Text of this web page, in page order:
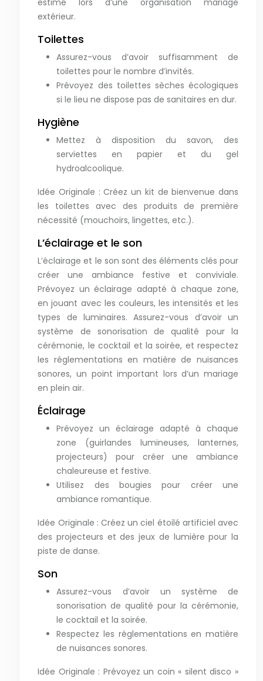
estimé lors d’une organisation mariage
extérieur.
Toilettes
Assurez-vous d’avoir suffisamment de
toilettes pour le nombre d’invités.
Prévoyez des toilettes sèches écologiques
si le lieu ne dispose pas de sanitaires en dur.
Hygiène
Mettez à disposition du savon, des
serviettes en papier et du gel
hydroalcoolique.
Idée Originale : Créez un kit de bienvenue dans
les toilettes avec des produits de première
nécessité (mouchoirs, lingettes, etc.).
L’éclairage et le son
L’éclairage et le son sont des éléments clés pour
créer une ambiance festive et conviviale.
Prévoyez un éclairage adapté à chaque zone,
en jouant avec les couleurs, les intensités et les
types de luminaires. Assurez-vous d’avoir un
système de sonorisation de qualité pour la
cérémonie, le cocktail et la soirée, et respectez
les réglementations en matière de nuisances
sonores, un point important lors d’un mariage
en plein air.
Éclairage
Prévoyez un éclairage adapté à chaque
zone (guirlandes lumineuses, lanternes,
projecteurs) pour créer une ambiance
chaleureuse et festive.
Utilisez des bougies pour créer une
ambiance romantique.
Idée Originale : Créez un ciel étoilé artificiel avec
des projecteurs et des jeux de lumière pour la
piste de danse.
Son
Assurez-vous d’avoir un système de
sonorisation de qualité pour la cérémonie,
le cocktail et la soirée.
Respectez les réglementations en matière
de nuisances sonores.
Idée Originale : Prévoyez un coin « silent disco »